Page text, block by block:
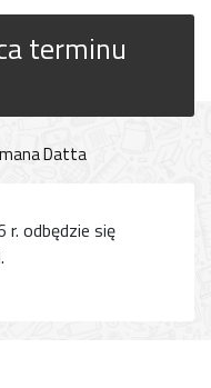
terminu
Datta
r. odbędzie się